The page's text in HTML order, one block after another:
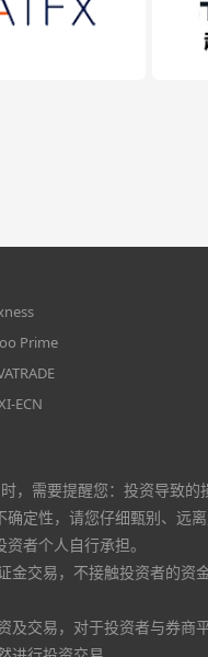
Prime
ECN
，需要提醒您：投资导致的
定性，请您仔细甄别、远
者个人自行承担。
金交易，不接触投资者的资
交易，对于投资者与券商